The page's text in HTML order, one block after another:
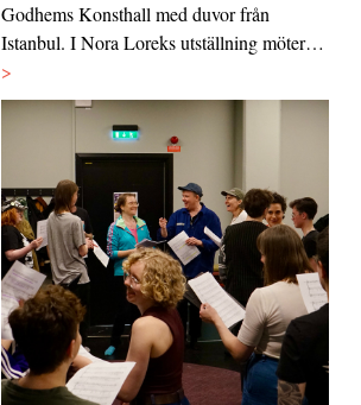
Godhems Konsthall med duvor från
Istanbul. I Nora Loreks utställning möter…
>